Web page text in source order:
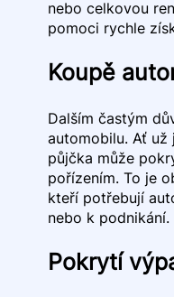
nebo celkovou
pomoci rychle
Koupě
Dalším častým
automobilu. Ať
půjčka může
pořízením. To je
kteří potřebují
nebo k podnikání.
Pokrytí